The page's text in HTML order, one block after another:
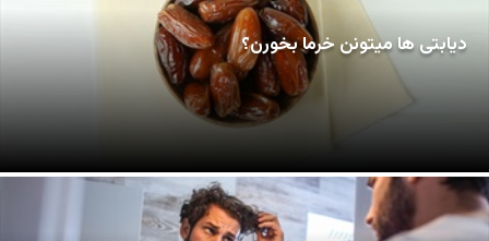
دیابتی ها میتونن خرما بخورن؟